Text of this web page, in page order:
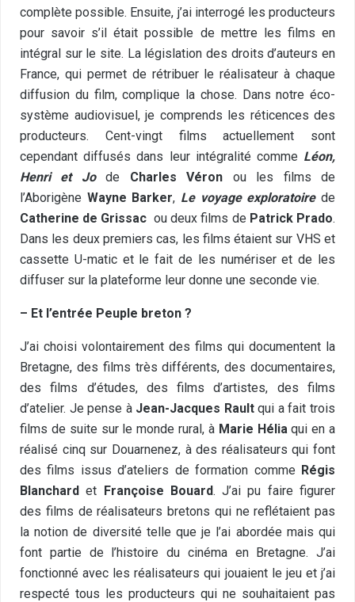
complète possible. Ensuite, j’ai interrogé les producteurs
pour savoir s’il était possible de mettre les films en
intégral sur le site. La législation des droits d’auteurs en
France, qui permet de rétribuer le réalisateur à chaque
diffusion du film, complique la chose. Dans notre éco-
système audiovisuel, je comprends les réticences des
producteurs. Cent-vingt films actuellement sont
cependant diffusés dans leur intégralité comme Léon,
Henri et Jode Charles Véron ou les films de
l’Aborigène Wayne Barker, Le voyage exploratoirede
Catherine de Grissac ou deux films de Patrick Prado.
Dans les deux premiers cas, les films étaient sur VHS et
cassette U-matic et le fait de les numériser et de les
diffuser sur la plateforme leur donne une seconde vie.
– Et l’entrée Peuple breton ?
J’ai choisi volontairement des films qui documentent la
Bretagne, des films très différents, des documentaires,
des films d’études, des films d’artistes, des films
d’atelier. Je pense à Jean-Jacques Raultqui a fait trois
films de suite sur le monde rural, à Marie Héliaqui en a
réalisé cinq sur Douarnenez, à des réalisateurs qui font
des films issus d’ateliers de formation comme Régis
Blanchard et Françoise Bouard. J’ai pu faire figurer
des films de réalisateurs bretons qui ne reflétaient pas
la notion de diversité telle que je l’ai abordée mais qui
font partie de l’histoire du cinéma en Bretagne. J’ai
fonctionné avec les réalisateurs qui jouaient le jeu et j’ai
respecté tous les producteurs qui ne souhaitaient pas